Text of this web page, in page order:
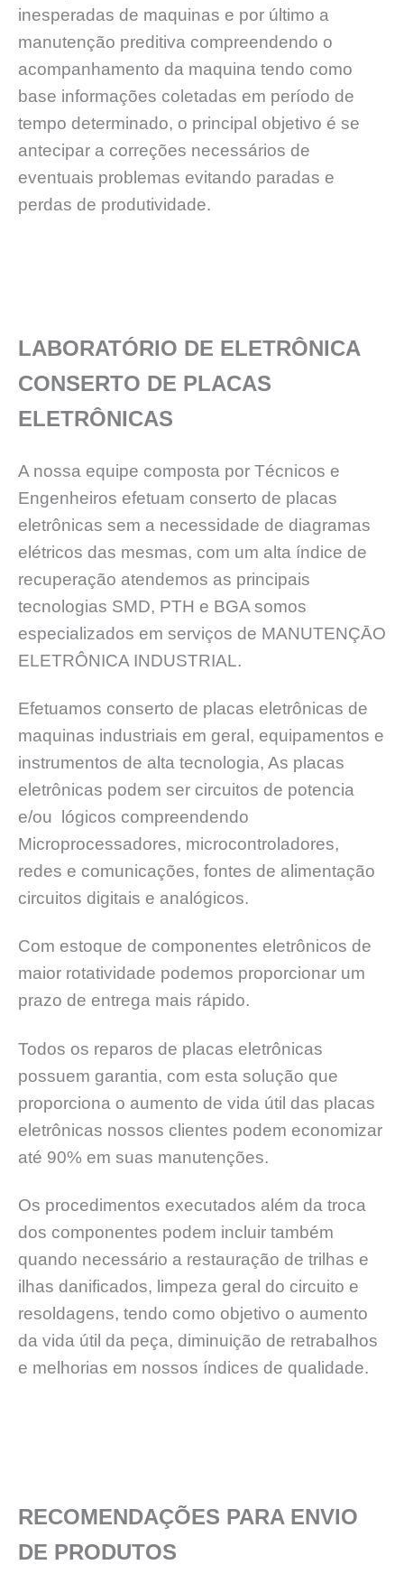
inesperadas de maquinas e por último a
manutenção preditiva compreendendo o
acompanhamento da maquina tendo como
base informações coletadas em período de
tempo determinado, o principal objetivo é se
antecipar a correções necessários de
eventuais problemas evitando paradas e
perdas de produtividade.
LABORATÓRIO DE ELETRÔNICA
CONSERTO DE PLACAS
ELETRÔNICAS
A nossa equipe composta por Técnicos e
Engenheiros efetuam conserto de placas
eletrônicas sem a necessidade de diagramas
elétricos das mesmas, com um alta índice de
recuperação atendemos as principais
tecnologias SMD, PTH e BGA somos
especializados em serviços de MANUTENÇĀO
ELETRÔNICA INDUSTRIAL.
Efetuamos conserto de placas eletrônicas de
maquinas industriais em geral, equipamentos e
instrumentos de alta tecnologia, As placas
eletrônicas podem ser circuitos de potencia
e/ou lógicos compreendendo
Microprocessadores, microcontroladores,
redes e comunicações, fontes de alimentação
circuitos digitais e analógicos.
Com estoque de componentes eletrônicos de
maior rotatividade podemos proporcionar um
prazo de entrega mais rápido.
Todos os reparos de placas eletrônicas
possuem garantia, com esta solução que
proporciona o aumento de vida útil das placas
eletrônicas nossos clientes podem economizar
até 90% em suas manutenções.
Os procedimentos executados além da troca
dos componentes podem incluir também
quando necessário a restauração de trilhas e
ilhas danificados, limpeza geral do circuito e
resoldagens, tendo como objetivo o aumento
da vida útil da peça, diminuição de retrabalhos
e melhorias em nossos índices de qualidade.
RECOMENDAÇÕES PARA ENVIO
DE PRODUTOS